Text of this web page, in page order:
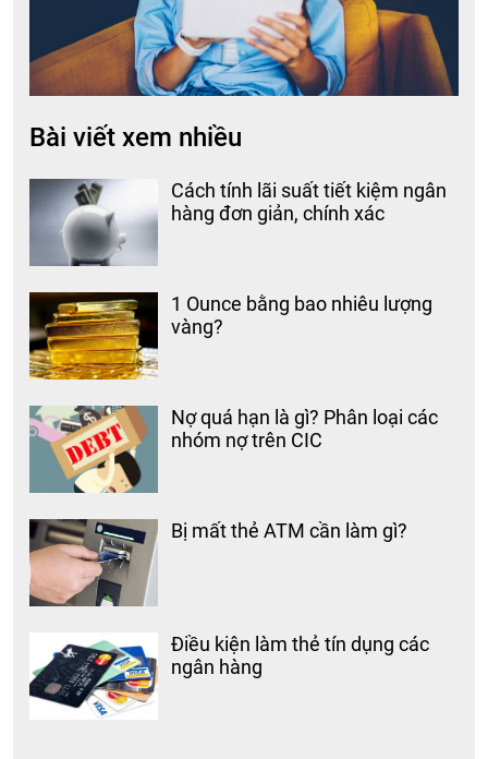
Bài viết xem nhiều
Cách tính lãi suất tiết kiệm ngân
hàng đơn giản, chính xác
1 Ounce bằng bao nhiêu lượng
vàng?
Nợ quá hạn là gì? Phân loại các
nhóm nợ trên CIC
Bị mất thẻ ATM cần làm gì?
Điều kiện làm thẻ tín dụng các
ngân hàng